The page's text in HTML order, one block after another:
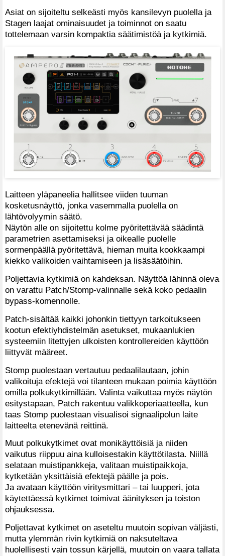
Asiat on sijoiteltu selkeästi myös kansilevyn puolella ja
Stagen laajat ominaisuudet ja toiminnot on saatu
tottelemaan varsin kompaktia säätimistöä ja kytkimiä.
Laitteen yläpaneelia hallitsee viiden tuuman
kosketusnäyttö, jonka vasemmalla puolella on
lähtövolyymin säätö.
Näytön alle on sijoitettu kolme pyöritettävää säädintä
parametrien asettamiseksi ja oikealle puolelle
sormenpäällä pyöritettävä, hieman muita kookkaampi
kiekko valikoiden vaihtamiseen ja lisäsäätöihin.
Poljettavia kytkimiä on kahdeksan. Näyttöä lähinnä oleva
on varattu Patch/Stomp-valinnalle sekä koko pedaalin
bypass-komennolle.
Patch-sisältää kaikki johonkin tiettyyn tarkoitukseen
kootun efektiyhdistelmän asetukset, mukaanlukien
systeemiin litettyjen ulkoisten kontrollereiden käyttöön
liittyvät määreet.
Stomp puolestaan vertautuu pedaalilautaan, johin
valikoituja efektejä voi tilanteen mukaan poimia käyttöön
omilla polkukytkimillään. Valinta vaikuttaa myös näytön
esitystapaan, Patch rakentuu valikkoperiaatteella, kun
taas Stomp puolestaan visualisoi signaalipolun laite
laitteelta etenevänä reittinä.
Muut polkukytkimet ovat monikäyttöisiä ja niiden
vaikutus riippuu aina kulloisestakin käyttötilasta. Niillä
selataan muistipankkeja, valitaan muistipaikkoja,
kytketään yksittäisiä efektejä päälle ja pois.
Ja avataan käyttöön viritysmittari – tai luupperi, jota
käytettäessä kytkimet toimivat äänityksen ja toiston
ohjauksessa.
Poljettavat kytkimet on aseteltu muutoin sopivan väljästi,
mutta ylemmän rivin kytkimiä on naksuteltava
huolellisesti vain tossun kärjellä, muutoin on vaara tallata